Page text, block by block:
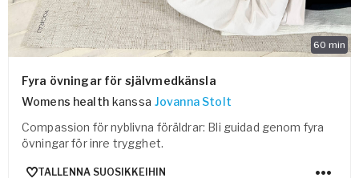
60 min
Fyra övningar för självmedkänsla
Womens health kanssa Jovanna Stolt
Compassion för nyblivna föräldrar: Bli guidad genom fyra
övningar för inre trygghet.
TALLENNA SUOSIKKEIHIN